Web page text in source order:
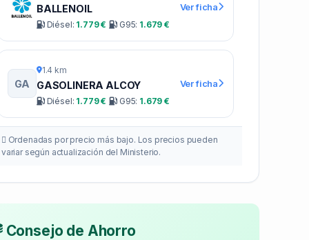
BALLENOIL
Diésel: 1.779 € G95: 1.679 €
Ver ficha
GA
1.4 km
GASOLINERA ALCOY
Diésel: 1.779 € G95: 1.679 €
Ver ficha
Ordenadas por precio más bajo. Los precios pueden
variar según actualización del Ministerio.
Consejo de Ahorro